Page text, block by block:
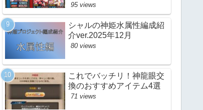
95 views
シャルの神姫水属性編成紹
介ver.2025年12月
80 views
これでバッチリ！神龍眼交
換のおすすめアイテム4選
71 views